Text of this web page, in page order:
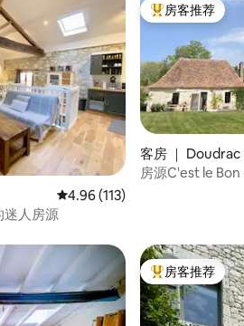
平均评分 4.96 分（满分 5 分）
4.96 (113)
迷人房源
热门「房客推荐」
房客推荐
客房 ｜ Doudrac
房源C'est le
热门「房客推荐
房客推荐